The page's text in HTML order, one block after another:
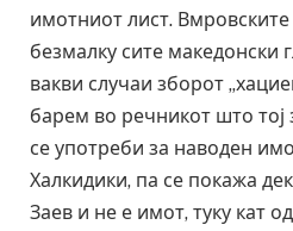
имотниот лист. Вмровските
безмалку сите македонски
вакви случаи зборот
барем во речникот што тој
се употреби за наводен
Халкидики, па се покажа
Заев и не е имот, туку кат